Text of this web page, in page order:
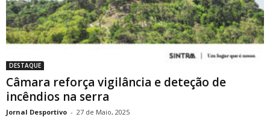
DESTAQUE
Câmara reforça vigilância e deteção de
incêndios na serra
Jornal Desportivo - 27 de Maio, 2025